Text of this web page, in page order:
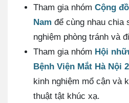
Tham gia nhóm Cộng
Nam để cùng nhau chia
nghiệm phòng tránh và
Tham gia nhóm Hội
Bệnh Viện Mắt Hà Nội 2
kinh nghiệm mổ cận và
thuật tật khúc xạ.